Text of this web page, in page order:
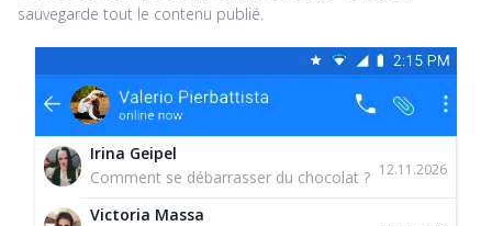
sauvegarde tout le contenu publié.
Irina Geipel
12.11.2026
Comment se débarrasser du chocolat ?
Victoria Massa